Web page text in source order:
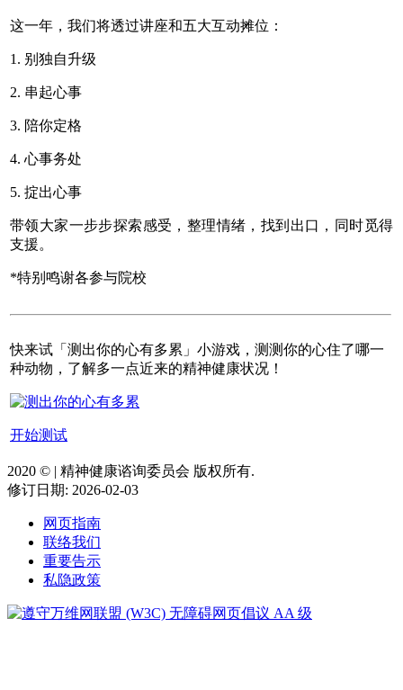
这一年，我们将透过讲座和五大互动摊位：
1. 别独自升级
2. 串起心事
3. 陪你定格
4. 心事务处
5. 掟出心事
带领大家一步步探索感受，整理情绪，找到出口，同时觅得
支援。
*特别鸣谢各参与院校
快来试「测出你的心有多累」小游戏，测测你的心住了哪一
种动物，了解多一点近来的精神健康状况！
开始测试
2020 ©️ | 精神健康谘询委员会 版权所有.
修订日期: 2026-02-03
网页指南
联络我们
重要告示
私隐政策